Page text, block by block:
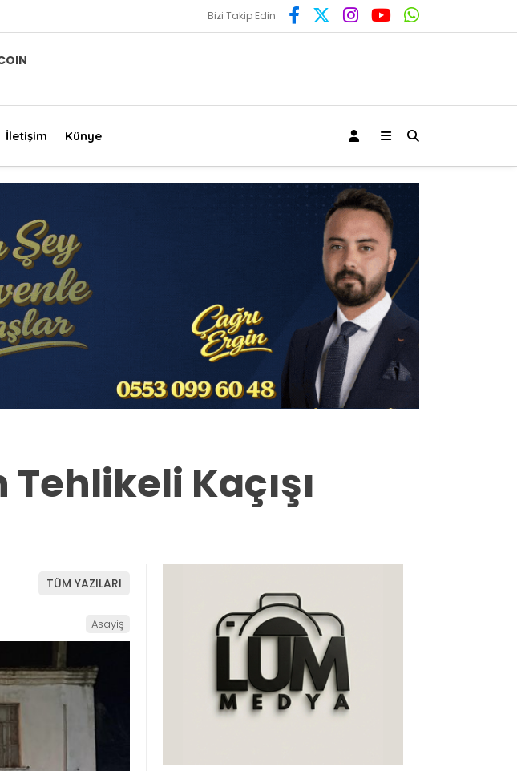
Milas
Spor
Genel
İletişim
Künye
Bizi Takip Edin
İletişim Künye
Kaçışı
TÜM YAZILARI
Asayiş